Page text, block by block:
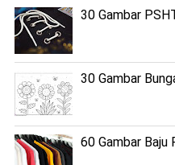
30 Gambar
30 Gambar
60 Gambar Baju